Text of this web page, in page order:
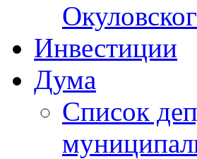
Инвестиции
Дума
Список